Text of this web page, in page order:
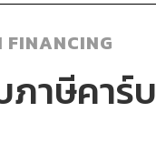
FINANCING
ภาษีคา